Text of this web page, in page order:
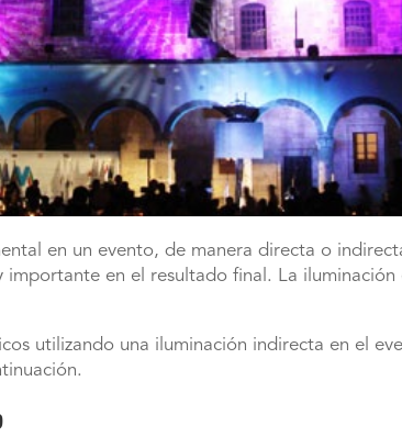
en un evento, de manera directa o
en el resultado final. La
utilizando una iluminación indirecta en el